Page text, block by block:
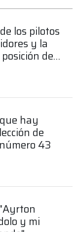
los pilotos
y la
de
hay
de
43
y mi